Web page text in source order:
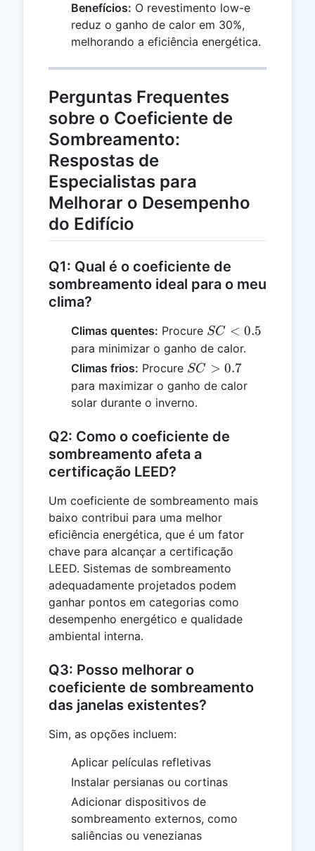
Benefícios: O revestimento low-e
reduz o ganho de calor em 30%,
melhorando a eficiência energética.
Perguntas Frequentes
sobre o Coeficiente de
Sombreamento:
Respostas de
Especialistas para
Melhorar o Desempenho
do Edifício
Q1: Qual é o coeficiente de
sombreamento ideal para o meu
clima?
Climas quentes: Procure SC
<
0.5
SC < 0.5
para minimizar o ganho de calor.
Climas frios: Procure SC
>
0.7
SC > 0.7
para maximizar o ganho de calor
solar durante o inverno.
Q2: Como o coeficiente de
sombreamento afeta a
certificação LEED?
Um coeficiente de sombreamento mais
baixo contribui para uma melhor
eficiência energética, que é um fator
chave para alcançar a certificação
LEED. Sistemas de sombreamento
adequadamente projetados podem
ganhar pontos em categorias como
desempenho energético e qualidade
ambiental interna.
Q3: Posso melhorar o
coeficiente de sombreamento
das janelas existentes?
Sim, as opções incluem:
Aplicar películas refletivas
Instalar persianas ou cortinas
Adicionar dispositivos de
sombreamento externos, como
saliências ou venezianas